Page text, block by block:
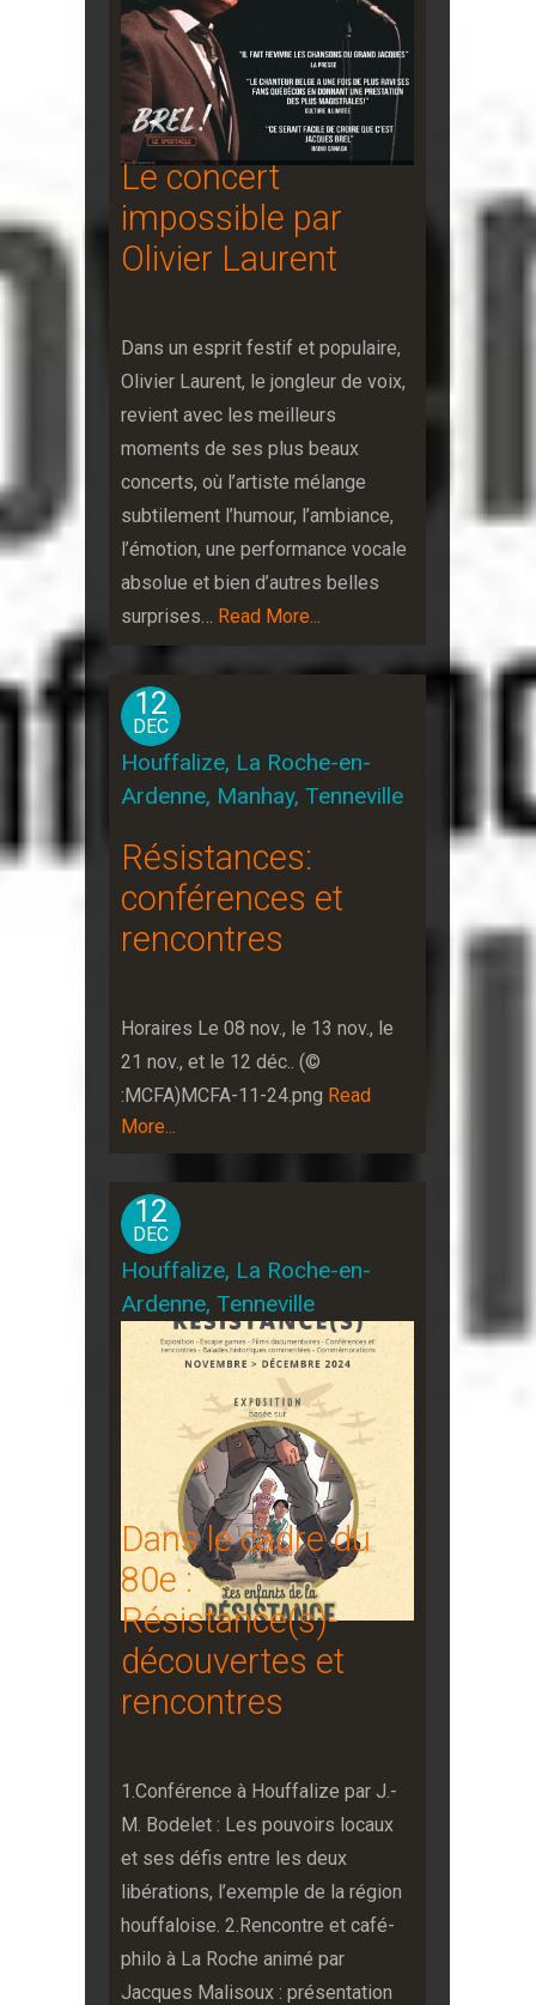
Le concert
impossible par
Olivier Laurent
Dans un esprit festif et populaire,
Olivier Laurent, le jongleur de voix,
revient avec les meilleurs
moments de ses plus beaux
concerts, où l’artiste mélange
subtilement l’humour, l’ambiance,
l’émotion, une performance vocale
absolue et bien d’autres belles
surprises… Read More...
12
DEC
Houffalize, La Roche-en-
Ardenne, Manhay, Tenneville
Résistances:
conférences et
rencontres
Horaires Le 08 nov., le 13 nov., le
21 nov., et le 12 déc.. (©
:MCFA)MCFA-11-24.png Read
More...
12
DEC
Houffalize, La Roche-en-
Ardenne, Tenneville
Dans le cadre du
80e :
Résistance(s)-
découvertes et
rencontres
1.Conférence à Houffalize par J.-
M. Bodelet : Les pouvoirs locaux
et ses défis entre les deux
libérations, l’exemple de la région
houffaloise. 2.Rencontre et café-
philo à La Roche animé par
Jacques Malisoux : présentation